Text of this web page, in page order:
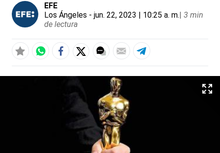
EFE
Los Ángeles - jun. 22, 2023 | 10:25 a. m.| 3 min
de lectura